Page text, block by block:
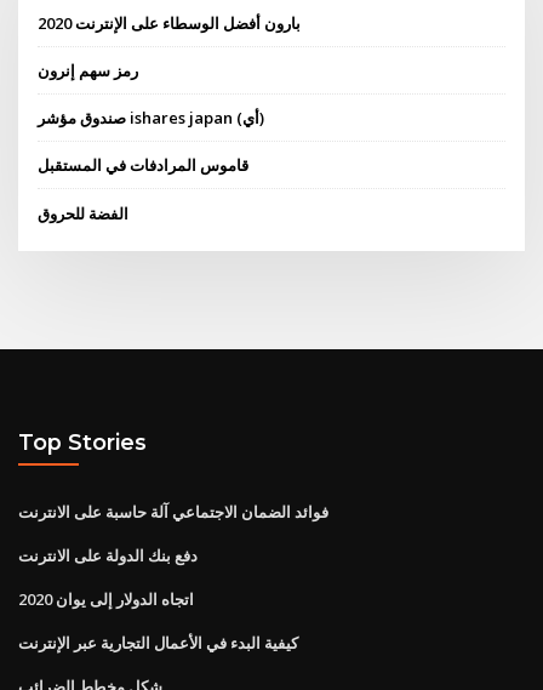
بارون أفضل الوسطاء على الإنترنت 2020
رمز سهم إنرون
صندوق مؤشر ishares japan (أي)
قاموس المرادفات في المستقبل
الفضة للحروق
Top Stories
فوائد الضمان الاجتماعي آلة حاسبة على الانترنت
دفع بنك الدولة على الانترنت
اتجاه الدولار إلى يوان 2020
كيفية البدء في الأعمال التجارية عبر الإنترنت